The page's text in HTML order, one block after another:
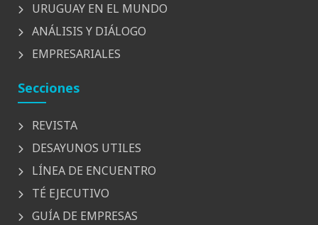
URUGUAY EN EL MUNDO
ANÁLISIS Y DIÁLOGO
EMPRESARIALES
Secciones
REVISTA
DESAYUNOS UTILES
LÍNEA DE ENCUENTRO
TÉ EJECUTIVO
GUÍA DE EMPRESAS